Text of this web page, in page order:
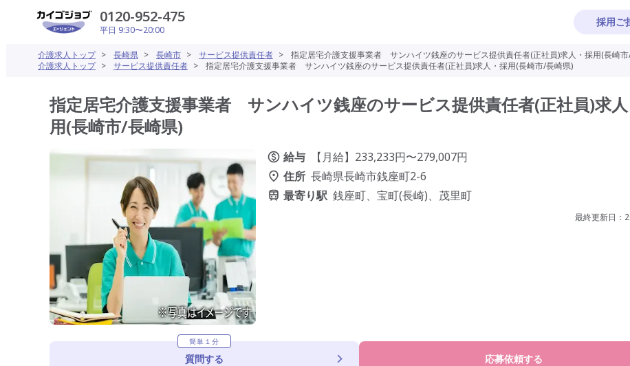
0120-952-475
平日 9:30〜20:00
採用ご
介護求人トップ > 長崎県 > 長崎市 > サービス提供責任者 >
指定居宅介護支援事業者 サンハイツ銭座のサービス提供責任者(正社員)求人・採用(長崎
介護求人トップ > サービス提供責任者 > 指定居宅介護支援事業者 サンハイツ銭座のサービス提供責任者(正社員)求人・採用(長崎市/長崎県)
指定居宅介護支援事業者 サンハイツ銭座のサービス提供責任者(正社員)求
用(長崎市/長崎県)
給与
【月給】233,233円〜279,007円
住所 長崎県長崎市銭座町2-6
最寄り駅 銭座町、宝町(長崎)、茂里町
最終更新日：
簡単１分
質問する 応募依頼する